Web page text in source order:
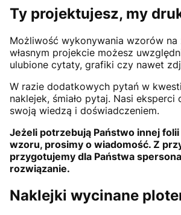
Ty projektujesz, my
Możliwość wykonywania wzorów na
własnym projekcie możesz
ulubione cytaty, grafiki czy nawet
W razie dodatkowych pytań w
naklejek, śmiało pytaj. Nasi eksperci
swoją wiedzą i doświadczeniem.
Jeżeli potrzebują Państwo innej
wzoru, prosimy o wiadomość. Z
przygotujemy dla Państwa
rozwiązanie.
Naklejki wycinane